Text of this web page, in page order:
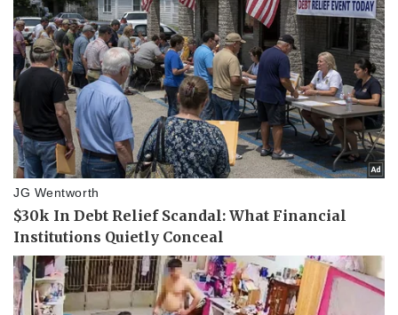
Pháp luật
Vụ án
Tin nóng
Quân sự - Quốc phòng
Vũ khí
Việt Nam